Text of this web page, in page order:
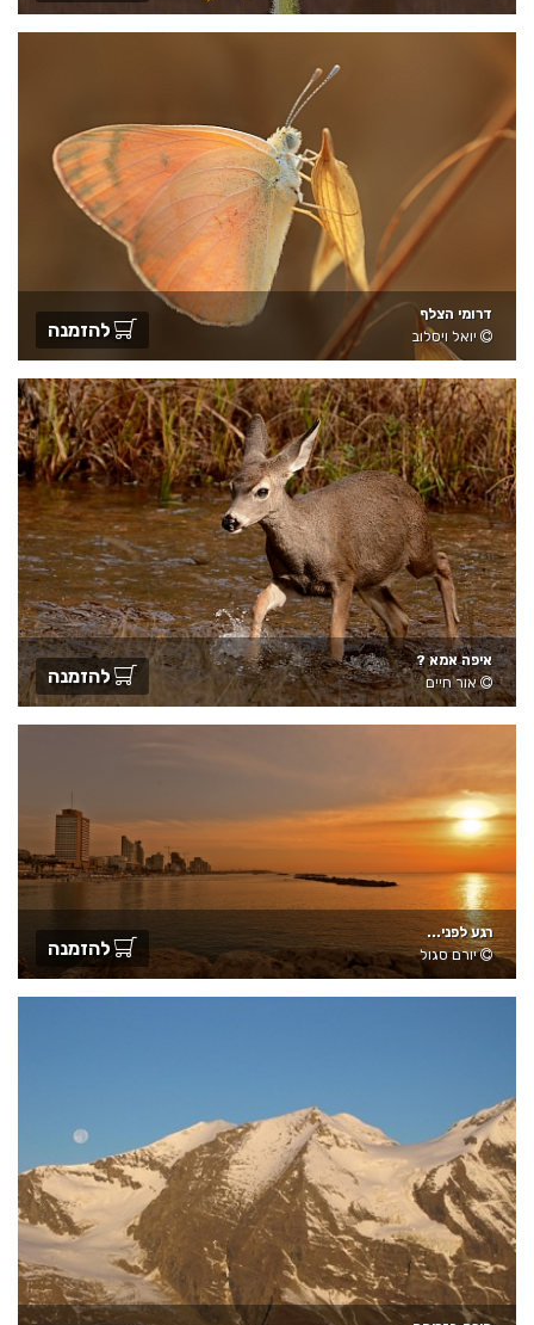
דרומי הצלף
יואל ויסלוב
להזמנה
איפה אמא ?
אור חיים
להזמנה
רגע לפני...
יורם סגול
להזמנה